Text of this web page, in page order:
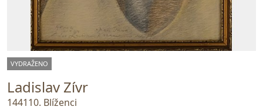
VYDRAŽENO
Ladislav Zívr
144110. Blíženci